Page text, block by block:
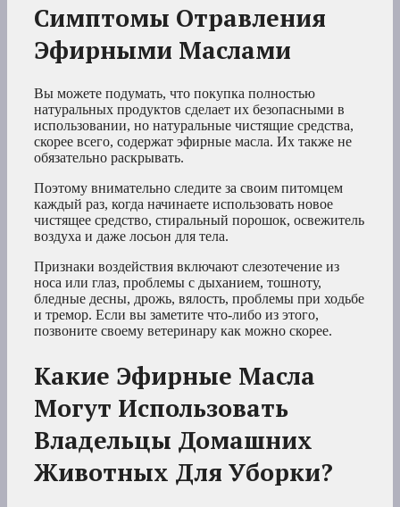
Симптомы Отравления
Эфирными Маслами
Вы можете подумать, что покупка полностью
натуральных продуктов сделает их безопасными в
использовании, но натуральные чистящие средства,
скорее всего, содержат эфирные масла. Их также не
обязательно раскрывать.
Поэтому внимательно следите за своим питомцем
каждый раз, когда начинаете использовать новое
чистящее средство, стиральный порошок, освежитель
воздуха и даже лосьон для тела.
Признаки воздействия включают слезотечение из
носа или глаз, проблемы с дыханием, тошноту,
бледные десны, дрожь, вялость, проблемы при ходьбе
и тремор. Если вы заметите что-либо из этого,
позвоните своему ветеринару как можно скорее.
Какие Эфирные Масла
Могут Использовать
Владельцы Домашних
Животных Для Уборки?